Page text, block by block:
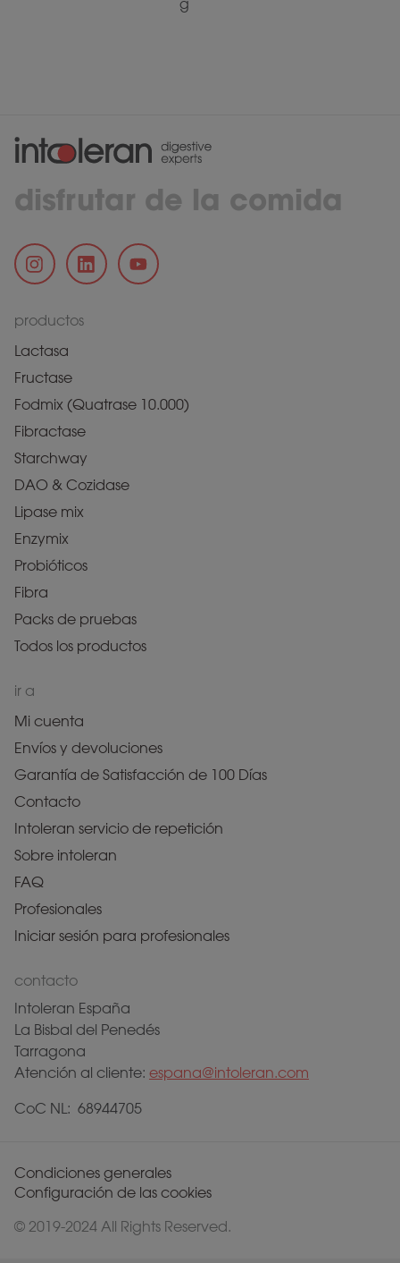
g
disfrutar de la comida
productos
Lactasa
Fructase
Fodmix (Quatrase 10.000)
Fibractase
Starchway
DAO & Cozidase
Lipase mix
Enzymix
Probióticos
Fibra
Packs de pruebas
Todos los productos
ir a
Mi cuenta
Envíos y devoluciones
Garantía de Satisfacción de 100 Días
Contacto
Intoleran servicio de repetición
Sobre intoleran
FAQ
Profesionales
Iniciar sesión para profesionales
contacto
Intoleran España
La Bisbal del Penedés
Tarragona
Atención al cliente: espana@intoleran.com
CoC NL: 68944705
© 2019-2024 All Rights Reserved.
Condiciones generales
Configuración de las cookies